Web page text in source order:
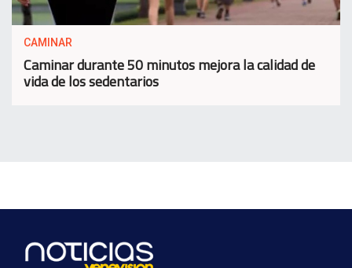
CAMINAR
Caminar durante 50 minutos mejora la calidad de
vida de los sedentarios